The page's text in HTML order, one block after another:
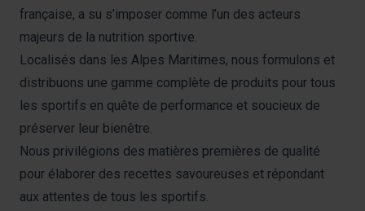
française, a su s’imposer comme l’un des acteurs
majeurs de la nutrition sportive.
Localisés dans les Alpes Maritimes, nous formulons et
distribuons une gamme complète de produits pour tous
les sportifs en quête de performance et soucieux de
préserver leur bienêtre.
Nous privilégions des matières premières de qualité
pour élaborer des recettes savoureuses et répondant
aux attentes de tous les sportifs.